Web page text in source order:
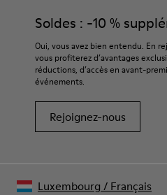
Coutures à 360° pour une
faciles (65 % PET recyclé - 35 %
Doublure :
59 % Cuir de porc 41 % Textile
Certifiées par le Leather Working
durabilité accrue de vos
Pour obtenir des instructions
votre paire de chaussures,
Soldes : -10 %
Oui, vous avez bien entendu. En
vous profiterez d’avantages
réductions, d’accès en avant-
événements.
Rejoignez-nous
Luxembourg / Français